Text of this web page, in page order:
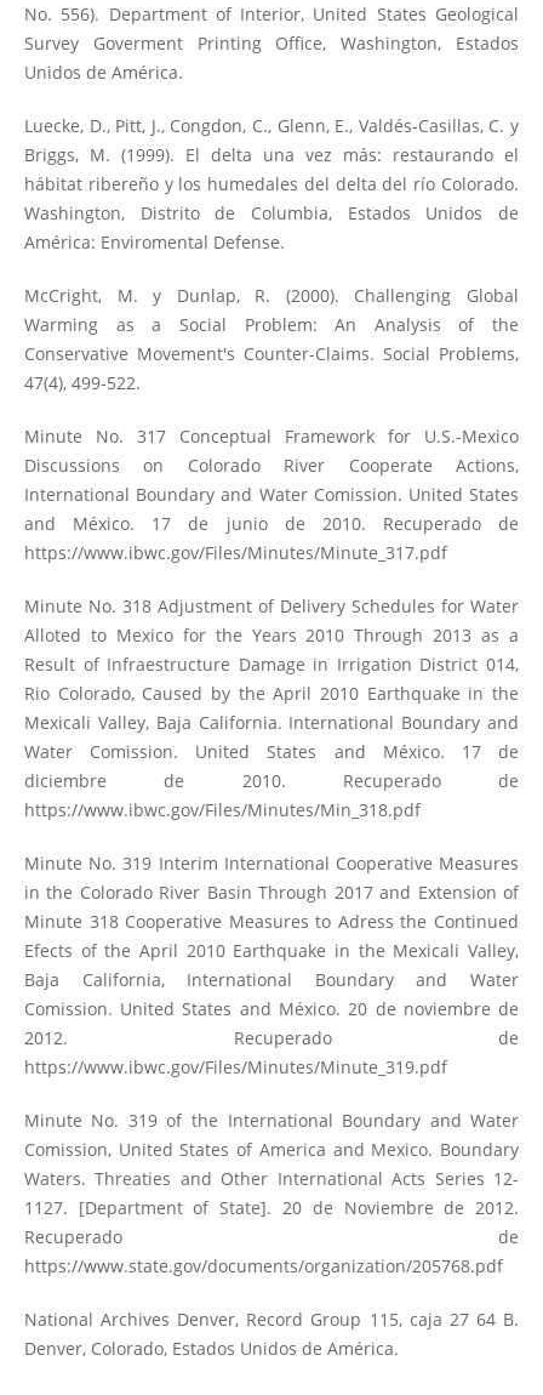
No. 556). Department of Interior, United States Geological
Survey Goverment Printing Office, Washington, Estados
Unidos de América.
Luecke, D., Pitt, J., Congdon, C., Glenn, E., Valdés-Casillas, C. y
Briggs, M. (1999). El delta una vez más: restaurando el
hábitat ribereño y los humedales del delta del río Colorado.
Washington, Distrito de Columbia, Estados Unidos de
América: Enviromental Defense.
McCright, M. y Dunlap, R. (2000). Challenging Global
Warming as a Social Problem: An Analysis of the
Conservative Movement's Counter-Claims. Social Problems,
47(4), 499-522.
Minute No. 317 Conceptual Framework for U.S.-Mexico
Discussions on Colorado River Cooperate Actions,
International Boundary and Water Comission. United States
and México. 17 de junio de 2010. Recuperado de
https://www.ibwc.gov/Files/Minutes/Minute_317.pdf
Minute No. 318 Adjustment of Delivery Schedules for Water
Alloted to Mexico for the Years 2010 Through 2013 as a
Result of Infraestructure Damage in Irrigation District 014,
Rio Colorado, Caused by the April 2010 Earthquake in the
Mexicali Valley, Baja California. International Boundary and
Water Comission. United States and México. 17 de
diciembre de 2010. Recuperado de
https://www.ibwc.gov/Files/Minutes/Min_318.pdf
Minute No. 319 Interim International Cooperative Measures
in the Colorado River Basin Through 2017 and Extension of
Minute 318 Cooperative Measures to Adress the Continued
Efects of the April 2010 Earthquake in the Mexicali Valley,
Baja California, International Boundary and Water
Comission. United States and México. 20 de noviembre de
2012. Recuperado de
https://www.ibwc.gov/Files/Minutes/Minute_319.pdf
Minute No. 319 of the International Boundary and Water
Comission, United States of America and Mexico. Boundary
Waters. Threaties and Other International Acts Series 12-
1127. [Department of State]. 20 de Noviembre de 2012.
Recuperado de
https://www.state.gov/documents/organization/205768.pdf
National Archives Denver, Record Group 115, caja 27 64 B.
Denver, Colorado, Estados Unidos de América.